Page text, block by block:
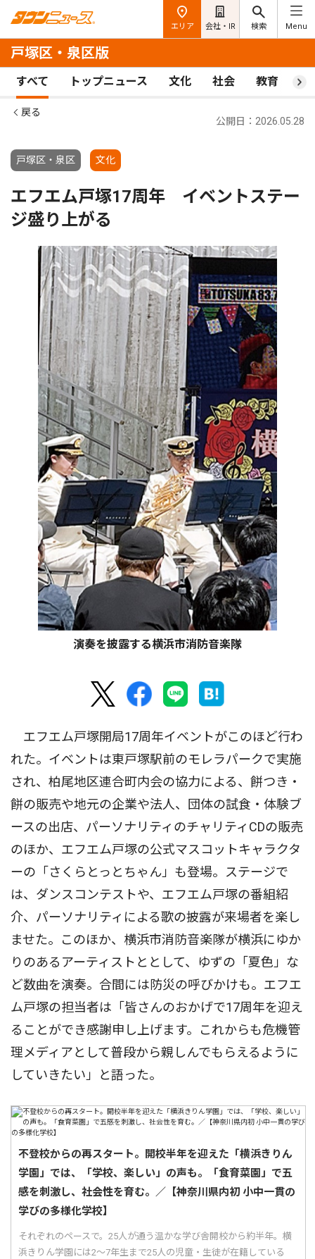
エリア 会社・IR 検索 Menu
戸塚区・泉区版
すべて トップニュース 文化 社会 教育 ス
戻る
戸塚区・泉区 文化
公開日：2026.05.28
エフエム戸塚17周年 イベントステー
ジ盛り上がる
演奏を披露する横浜市消防音楽隊
エフエム戸塚開局17周年イベントがこのほど行わ
れた。イベントは東戸塚駅前のモレラパークで実施
され、柏尾地区連合町内会の協力による、餅つき・
餅の販売や地元の企業や法人、団体の試食・体験ブ
ースの出店、パーソナリティのチャリティCDの販売
のほか、エフエム戸塚の公式マスコットキャラクタ
ーの「さくらとっとちゃん」も登場。ステージで
は、ダンスコンテストや、エフエム戸塚の番組紹
介、パーソナリティによる歌の披露が来場者を楽し
ませた。このほか、横浜市消防音楽隊が横浜にゆか
りのあるアーティストととして、ゆずの「夏色」な
ど数曲を演奏。合間には防災の呼びかけも。エフエ
ム戸塚の担当者は「皆さんのおかげで17周年を迎え
ることができ感謝申し上げます。これからも危機管
理メディアとして普段から親しんでもらえるように
していきたい」と語った。
不登校からの再スタート。開校半年を迎えた「横浜きりん
学園」では、「学校、楽しい」の声も。「食育菜園」で五
感を刺激し、社会性を育む。／【神奈川県内初 小中一貫の
学びの多様化学校】
それぞれのペースで。25人が通う温かな学び舎開校から約半年。横
浜きりん学園には2〜7年生まで25人の児童・生徒が在籍している